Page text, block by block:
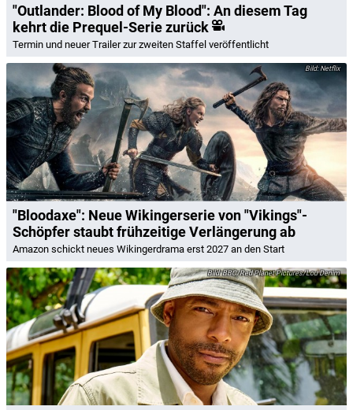
"Outlander: Blood of My Blood": An diesem Tag
kehrt die Prequel-Serie zurück
Termin und neuer Trailer zur zweiten Staffel veröffentlicht
Netflix
"Bloodaxe": Neue Wikingerserie von "Vikings"-
Schöpfer staubt frühzeitige Verlängerung ab
Amazon schickt neues Wikingerdrama erst 2027 an den Start
BBC/Red Planet Pictures/Lou Denim